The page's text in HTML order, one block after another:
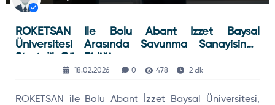
ROKETSAN Ile Bolu Abant İzzet Baysal
Üniversitesi Arasında Savunma Sanayisinde
Stratejik Güç Birliği
18.02.2026 0 478 2 dk
ROKETSAN ile Bolu Abant İzzet Baysal Üniversitesi,